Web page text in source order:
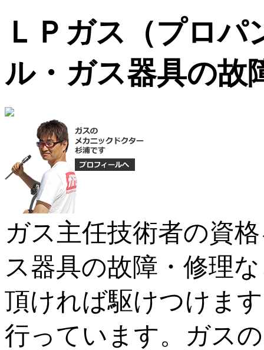
ＬＰガス（プロ
ル・ガス器具の故
ガス主任技術者の資
ス器具の故障・修理
頂ければ駆けつけま
行っています。ガス